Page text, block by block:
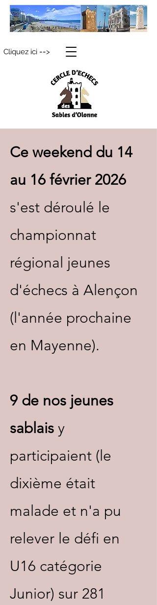
Cliquez ici ==>
Ce weekend du 14
au 16 février 2026
s'est déroulé le
championnat
régional jeunes
d'échecs à Alençon
(l'année prochaine
en Mayenne).
9 de nos jeunes
sablais y
participaient (le
dixième était
malade et n'a pu
relever le défi en
U16 catégorie
Junior) sur 281